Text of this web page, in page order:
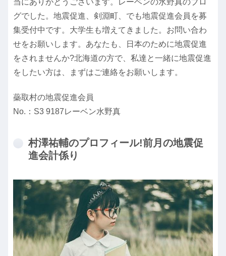
グでした。地震促進、剣淵町、でも地震促進会員を募
集受付中です。大学生も増えてきました。お問い合わ
せをお願いします。あなたも、日本のために地震促進
をされませんか?北海道の方で、私達と一緒に地震促進
をしたい方は、まずはご連絡をお願いします。
蘂取村の地震促進会員
No.：S3 9187レーベン水野真
村澤祐輔のプロフィール!前月の地震促
進会計係り